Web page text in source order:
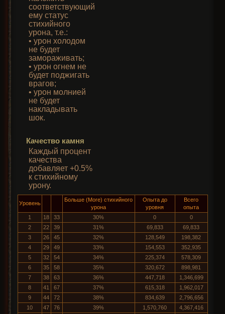
соответствующий
ему статус
стихийного
урона, т.е.:
• урон холодом
не будет
замораживать;
• урон огнем не
будет поджигать
врагов;
• урон молнией
не будет
накладывать
шок.
Качество камня
Каждый процент
качества
добавляет +0.5%
к стихийному
урону.
Уровень
Больше (More) стихийного
урона
Опыта до
уровня
Всего
опыта
1
18 33 30% 0
0
2
22 39 31% 69,833
69,833
3
26 45 32% 128,549
198,382
4
29 49 33% 154,553
352,935
5
32 54 34% 225,374
578,309
6
35 58 35% 320,672
898,981
7
38 63 36% 447,718
1,346,699
8
41 67 37% 615,318
1,962,017
9
44 72 38% 834,639
2,796,656
10
47 76 39% 1,570,760
4,367,416